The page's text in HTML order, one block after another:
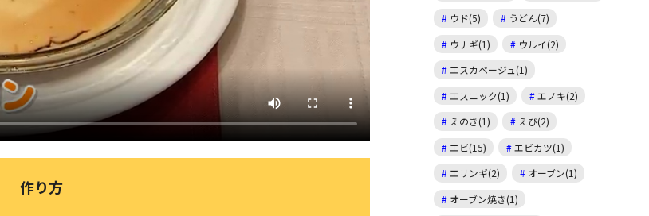
作り方
ウド(5)
うどん(7)
ウナギ(1)
ウルイ(2)
エスカベージュ(1)
エスニック(1)
エノキ(2)
えのき(1)
えび(2)
エビ(15)
エビカツ(1)
エリンギ(2)
オーブン(1)
オーブン焼き(1)